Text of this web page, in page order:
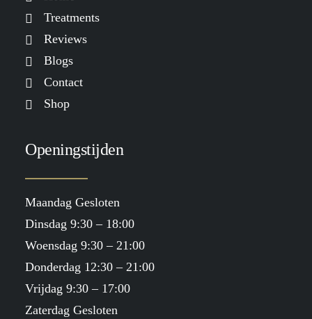
Treatments
Reviews
Blogs
Contact
Shop
Openingstijden
Maandag Gesloten
Dinsdag 9:30 – 18:00
Woensdag 9:30 – 21:00
Donderdag 12:30 – 21:00
Vrijdag 9:30 – 17:00
Zaterdag Gesloten